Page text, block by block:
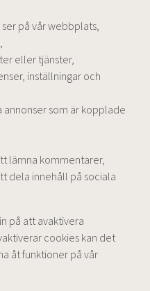
på vår webbplats,
eller tjänster,
inställningar och
annonser som är kopplade
lämna kommentarer,
dela innehåll på sociala
på att avaktivera
cookies kan det
åt funktioner på vår